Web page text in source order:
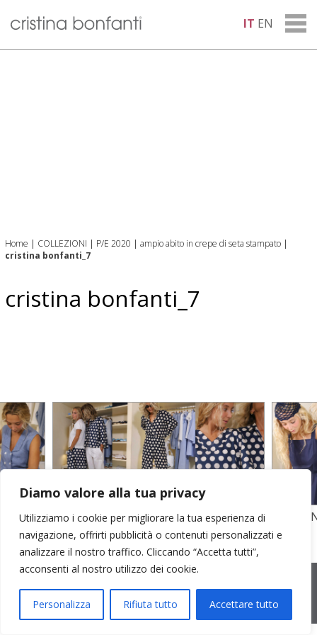
Diamo valore alla tua privacy
Utilizziamo i cookie per migliorare la tua esperienza di
navigazione, offrirti pubblicità o contenuti personalizzati e
analizzare il nostro traffico. Cliccando “Accetta tutti”,
acconsenti al nostro utilizzo dei cookie.
Personalizza Rifiuta tutto Accettare tutto
IT EN
Home | COLLEZIONI | P/E 2020 | ampio abito in crepe di seta stampato |
cristina bonfanti_7
cristina bonfanti_7
STAMPA SU CREPE SETA E POPELINE
COTONE
GARZA
2026 © Cristina Bonfanti| sede operativa: Via Emilia 8, 20881
Bernareggio MB | sede legale: via Duca degli Abruzzi 7/A, 20871
Vimercate MB | r.e.a.: MB-2559099 | C.F / P.IVA IT10810090968 |